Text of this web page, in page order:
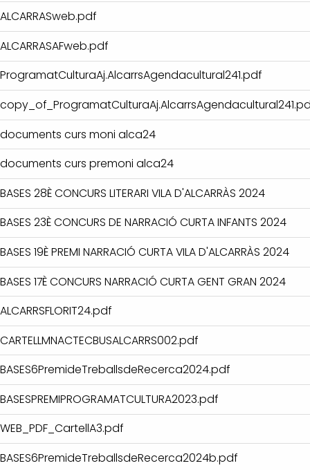
ALCARRASweb.pdf
ALCARRASAFweb.pdf
ProgramatCulturaAj.AlcarrsAgendacultural241.pdf
documents curs moni alca24
documents curs premoni alca24
BASES 28È CONCURS LITERARI VILA D'ALCARRÀS 2024
BASES 23È CONCURS DE NARRACIÓ CURTA INFANTS 2024
BASES 19È PREMI NARRACIÓ CURTA VILA D'ALCARRÀS 2024
BASES 17È CONCURS NARRACIÓ CURTA GENT GRAN 2024
ALCARRSFLORIT24.pdf
CARTELLMNACTECBUSALCARRS002.pdf
BASES6PremideTreballsdeRecerca2024.pdf
BASESPREMIPROGRAMATCULTURA2023.pdf
WEB_PDF_CartellA3.pdf
BASES6PremideTreballsdeRecerca2024b.pdf